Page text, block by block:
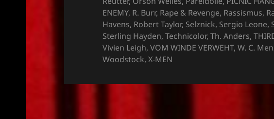
ENEMY, R. Burr, Rape & Revenge, Rassismus,
Havens, Robert Taylor, Selznick, Sergio Leone,
Sterling Hayden,Technicolor,Th. Anders,
Vivien Leigh,VOM WINDE VERWEHT,W. C.
Woodstock,X-MEN